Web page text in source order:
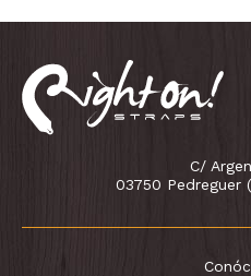
C/
03750 Pedreguer